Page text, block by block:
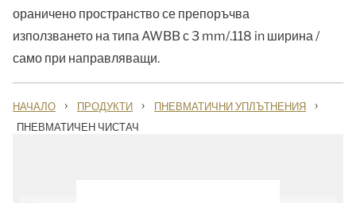
ораничено пространство се препоръчва
използването на типа AWBB с 3 mm/.118 in ширина /
само при направляващи.
НАЧАЛО › ПРОДУКТИ › ПНЕВМАТИЧНИ УПЛЪТНЕНИЯ ›
ПНЕВМАТИЧЕН ЧИСТАЧ